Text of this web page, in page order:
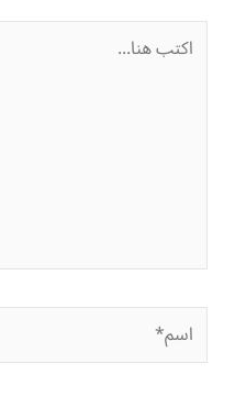
اكتب
هنا...
اسم*